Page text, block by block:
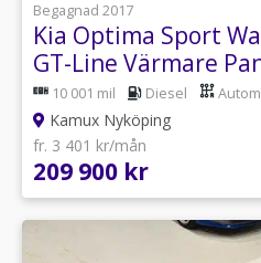
Begagnad 2017
Kia Optima Sport
GT-Line Värmare
10 001 mil Diesel
Kamux Nyköping
fr. 3 401 kr/mån
209 900 kr